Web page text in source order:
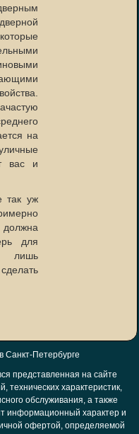
на
вас и
так уж
для
лишь
Санкт-Петербурге
представленная на сайте
характеристик,
обслуживания, а также
информационный характер и
офертой, определяемой